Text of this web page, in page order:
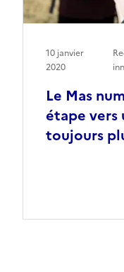
Le Mas
étape
toujours
10 janvier
2020